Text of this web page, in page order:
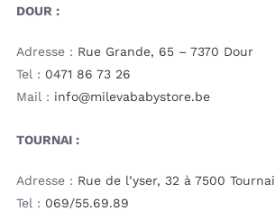
DOUR :
Adresse : Rue Grande, 65 – 7370 Dour
Tel : 0471 86 73 26
Mail : info@milevababystore.be
TOURNAI :
Adresse : Rue de l’yser, 32 à 7500 Tournai
Tel : 069/55.69.89